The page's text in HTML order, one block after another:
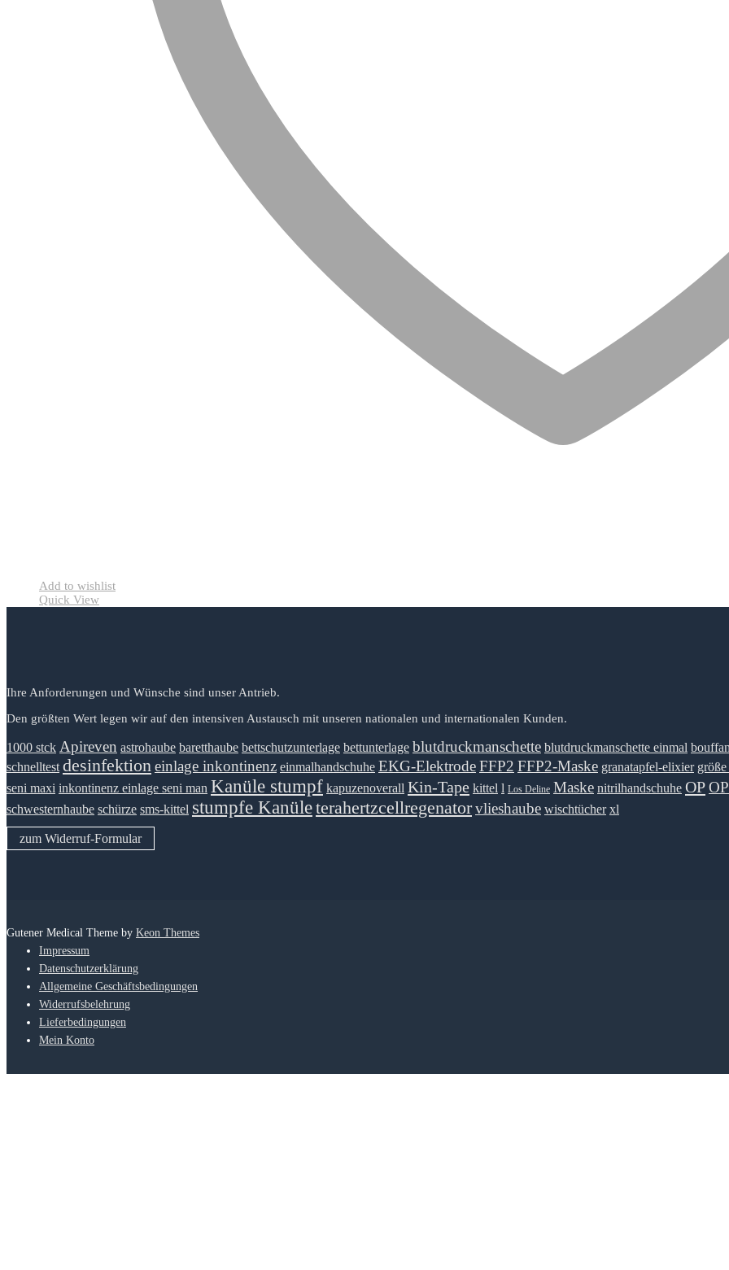
Add to wishlist
Quick View
Ihre Anforderungen und Wünsche sind unser Antrieb.
Den größten Wert legen wir auf den intensiven Austausch mit unseren nationalen und internationalen Kunden.
1000 stck Apireven astrohaube baretthaube bettschutzunterlage bettunterlage blutdruckmanschette blutdruckmanschette einmal
schnelltest desinfektion einlage inkontinenz einmalhandschuhe EKG-ElektrodeFFP2 FFP2-Maske granatapfel-elixier
seni maxi inkontinenz einlage seni man Kanüle stumpf kapuzenoverall Kin-Tape kittel l Los Deline Maske nitrilhandschuhe OP
schwesternhaube schürze sms-kittel stumpfe Kanületerahertzcellregenatorvlieshaube wischtücher xl
zum Widerruf-Formular
Gutener Medical Theme by Keon Themes
Impressum
Datenschutzerklärung
Allgemeine Geschäftsbedingungen
Widerrufsbelehrung
Lieferbedingungen
Mein Konto